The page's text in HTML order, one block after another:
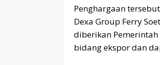
Penghargaan
Dexa Group Ferry
diberikan
bidang ekspor dan